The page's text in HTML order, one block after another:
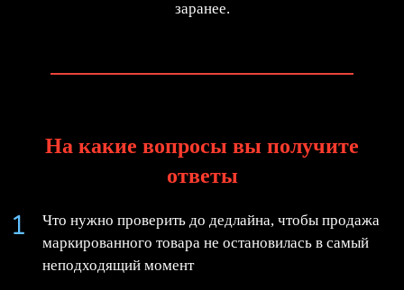
заранее.
На какие вопросы вы получите
ответы
Что нужно проверить до дедлайна, чтобы продажа
маркированного товара не остановилась в самый
неподходящий момент